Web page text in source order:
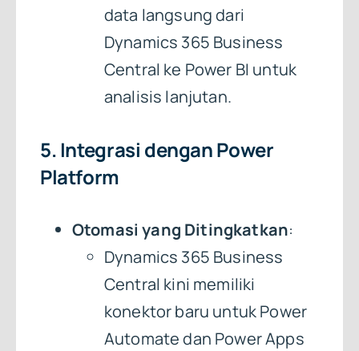
data langsung dari
Dynamics 365 Business
Central ke Power BI untuk
analisis lanjutan.
5. Integrasi dengan Power
Platform
Otomasi yang Ditingkatkan:
Dynamics 365 Business
Central kini memiliki
konektor baru untuk Power
Automate dan Power Apps